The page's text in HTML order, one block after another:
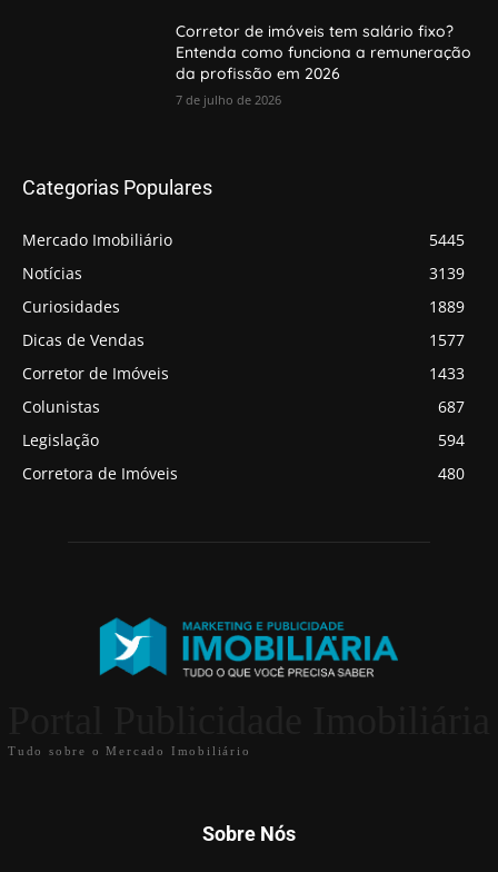
Corretor de imóveis tem salário fixo?
Entenda como funciona a remuneração
da profissão em 2026
7 de julho de 2026
Categorias Populares
Mercado Imobiliário
5445
Notícias
3139
Curiosidades
1889
Dicas de Vendas
1577
Corretor de Imóveis
1433
Colunistas
687
Legislação
594
Corretora de Imóveis
480
Tudo sobre o Mercado Imobiliário
Sobre Nós